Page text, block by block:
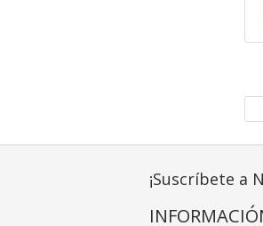
¡Suscríbete a